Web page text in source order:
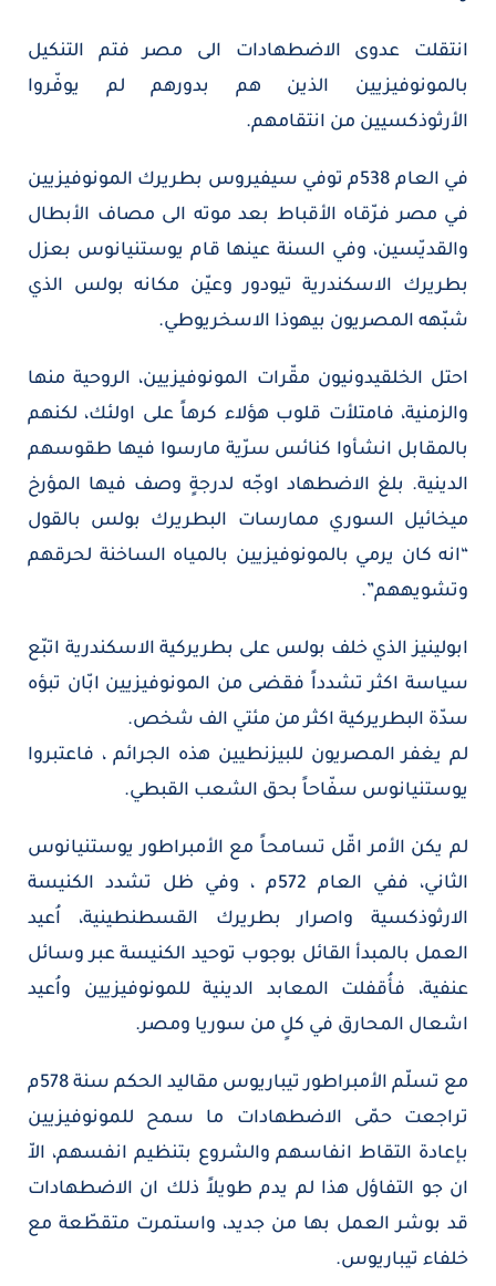
انتقلت عدوى الاضطهادات الى مصر فتم التنكيل
بالمونوفيزيين الذين هم بدورهم لم يوفّروا
الأرثوذكسيين من انتقامهم.
في العام 538م توفي سيفيروس بطريرك المونوفيزيين
في مصر فرّقاه الأقباط بعد موته الى مصاف الأبطال
والقديّسين، وفي السنة عينها قام يوستنيانوس بعزل
بطريرك الاسكندرية تيودور وعيّن مكانه بولس الذي
شبّهه المصريون بيهوذا الاسخريوطي.
احتل الخلقيدونيون مقّرات المونوفيزيين، الروحية منها
والزمنية، فامتلأت قلوب هؤلاء كرهاً على اولئك، لكنهم
بالمقابل انشأوا كنائس سرّية مارسوا فيها طقوسهم
الدينية. بلغ الاضطهاد اوجّه لدرجةٍ وصف فيها المؤرخ
ميخائيل السوري ممارسات البطريرك بولس بالقول
“انه كان يرمي بالمونوفيزيين بالمياه الساخنة لحرقهم
وتشويههم”.
ابولينيز الذي خلف بولس على بطريركية الاسكندرية اتبّع
سياسة اكثر تشدداً فقضى من المونوفيزيين ابّان تبؤه
سدّة البطريركية اكثر من مئتي الف شخص.
لم يغفر المصريون للبيزنطيين هذه الجرائم ، فاعتبروا
يوستنيانوس سفّاحاً بحق الشعب القبطي.
لم يكن الأمر اقّل تسامحاً مع الأمبراطور يوستنيانوس
الثاني، ففي العام 572م ، وفي ظل تشدد الكنيسة
الارثوذكسية واصرار بطريرك القسطنطينية، اُعيد
العمل بالمبدأ القائل بوجوب توحيد الكنيسة عبر وسائل
عنفية، فأُقفلت المعابد الدينية للمونوفيزيين واُعيد
اشعال المحارق في كلٍ من سوريا ومصر.
مع تسلّم الأمبراطور تيباريوس مقاليد الحكم سنة 578م
تراجعت حمّى الاضطهادات ما سمح للمونوفيزيين
بإعادة التقاط انفاسهم والشروع بتنظيم انفسهم، الاّ
ان جو التفاؤل هذا لم يدم طويلاً ذلك ان الاضطهادات
قد بوشر العمل بها من جديد، واستمرت متقطّعة مع
خلفاء تيباريوس.